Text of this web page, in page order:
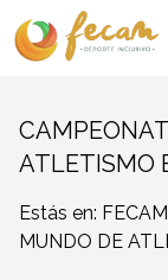
ATLETISMO
Estás en:
MUNDO DE